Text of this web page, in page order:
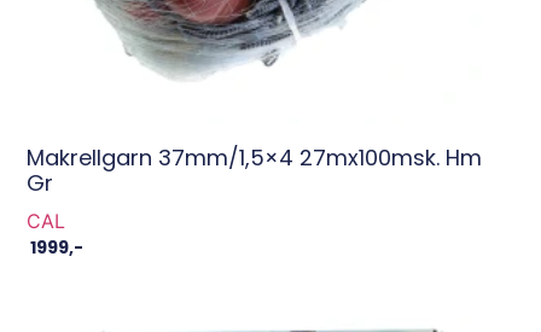
Makrellgarn 37mm/1,5×4 27mx100msk. Hm
Gr
CAL
1999,-